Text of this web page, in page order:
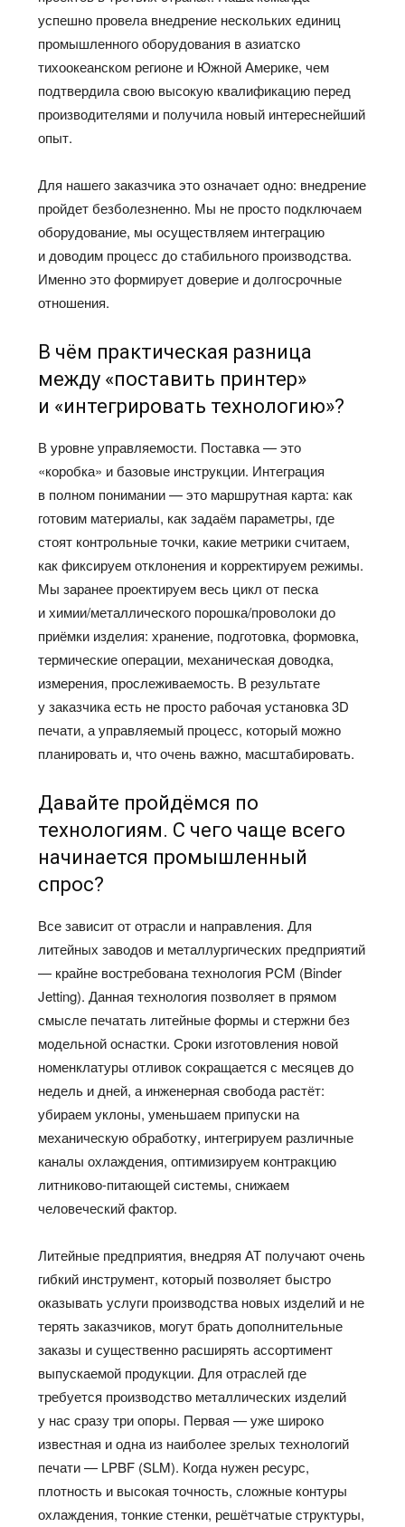
успешно провела внедрение нескольких единиц
промышленного оборудования в азиатско
тихоокеанском регионе и Южной Америке, чем
подтвердила свою высокую квалификацию перед
производителями и получила новый интереснейший
опыт.
Для нашего заказчика это означает одно: внедрение
пройдет безболезненно. Мы не просто подключаем
оборудование, мы осуществляем интеграцию
и доводим процесс до стабильного производства.
Именно это формирует доверие и долгосрочные
отношения.
В чём практическая разница
между «поставить принтер»
и «интегрировать технологию»?
В уровне управляемости. Поставка — это
«коробка» и базовые инструкции. Интеграция
в полном понимании — это маршрутная карта: как
готовим материалы, как задаём параметры, где
стоят контрольные точки, какие метрики считаем,
как фиксируем отклонения и корректируем режимы.
Мы заранее проектируем весь цикл от песка
и химии/металлического порошка/проволоки до
приёмки изделия: хранение, подготовка, формовка,
термические операции, механическая доводка,
измерения, прослеживаемость. В результате
у заказчика есть не просто рабочая установка 3D
печати, а управляемый процесс, который можно
планировать и, что очень важно, масштабировать.
Давайте пройдёмся по
технологиям. С чего чаще всего
начинается промышленный
спрос?
Все зависит от отрасли и направления. Для
литейных заводов и металлургических предприятий
— крайне востребована технология PCM (Binder
Jetting). Данная технология позволяет в прямом
смысле печатать литейные формы и стержни без
модельной оснастки. Сроки изготовления новой
номенклатуры отливок сокращается с месяцев до
недель и дней, а инженерная свобода растёт:
убираем уклоны, уменьшаем припуски на
механическую обработку, интегрируем различные
каналы охлаждения, оптимизируем контракцию
литниково-питающей системы, снижаем
человеческий фактор.
Литейные предприятия, внедряя АТ получают очень
гибкий инструмент, который позволяет быстро
оказывать услуги производства новых изделий и не
терять заказчиков, могут брать дополнительные
заказы и существенно расширять ассортимент
выпускаемой продукции. Для отраслей где
требуется производство металлических изделий
у нас сразу три опоры. Первая — уже широко
известная и одна из наиболее зрелых технологий
печати — LPBF (SLM). Когда нужен ресурс,
плотность и высокая точность, сложные контуры
охлаждения, тонкие стенки, решётчатые структуры,